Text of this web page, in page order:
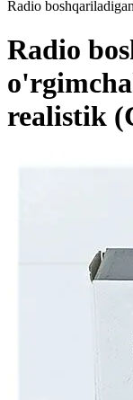
Radio
Radio
realistik